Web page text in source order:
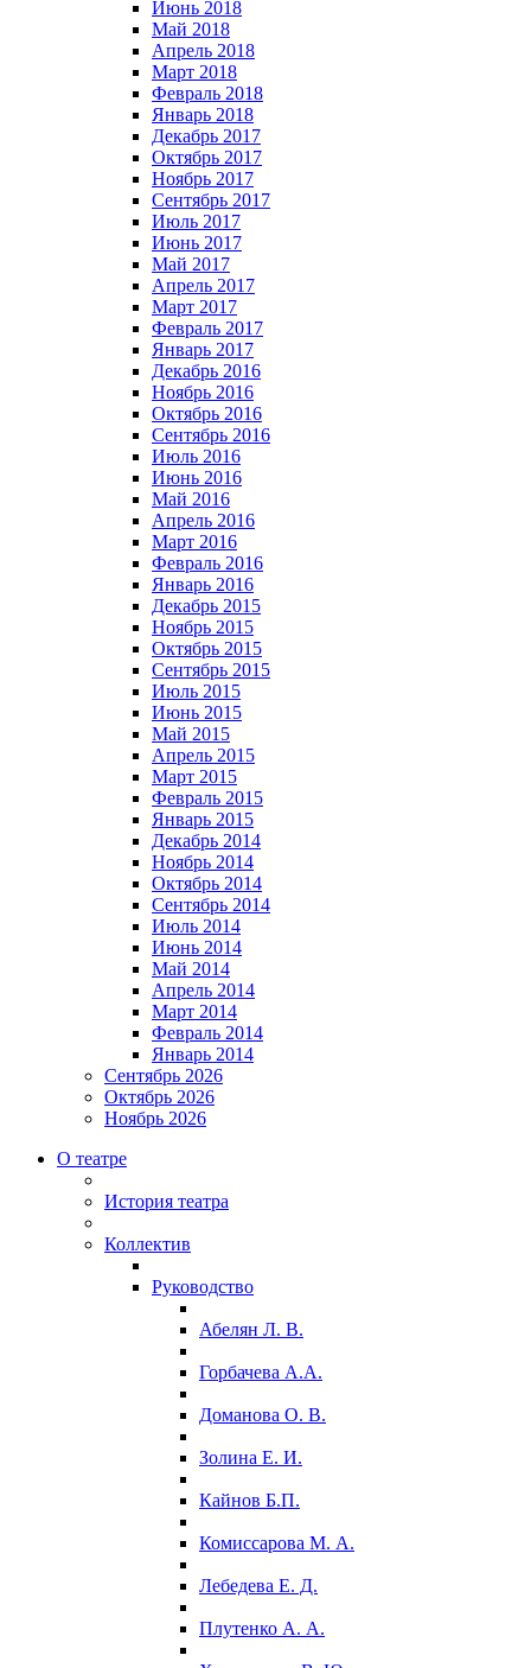
Июнь 2018
Май 2018
Апрель 2018
Март 2018
Февраль 2018
Январь 2018
Декабрь 2017
Октябрь 2017
Ноябрь 2017
Сентябрь 2017
Июль 2017
Июнь 2017
Май 2017
Апрель 2017
Март 2017
Февраль 2017
Январь 2017
Декабрь 2016
Ноябрь 2016
Октябрь 2016
Сентябрь 2016
Июль 2016
Июнь 2016
Май 2016
Апрель 2016
Март 2016
Февраль 2016
Январь 2016
Декабрь 2015
Ноябрь 2015
Октябрь 2015
Сентябрь 2015
Июль 2015
Июнь 2015
Май 2015
Апрель 2015
Март 2015
Февраль 2015
Январь 2015
Декабрь 2014
Ноябрь 2014
Октябрь 2014
Сентябрь 2014
Июль 2014
Июнь 2014
Май 2014
Апрель 2014
Март 2014
Февраль 2014
Январь 2014
Сентябрь 2026
Октябрь 2026
Ноябрь 2026
О театре
История театра
Коллектив
Руководство
Абелян Л. В.
Горбачева А.А.
Доманова О. В.
Золина Е. И.
Кайнов Б.П.
Комиссарова М. А.
Лебедева Е. Д.
Плутенко А. А.